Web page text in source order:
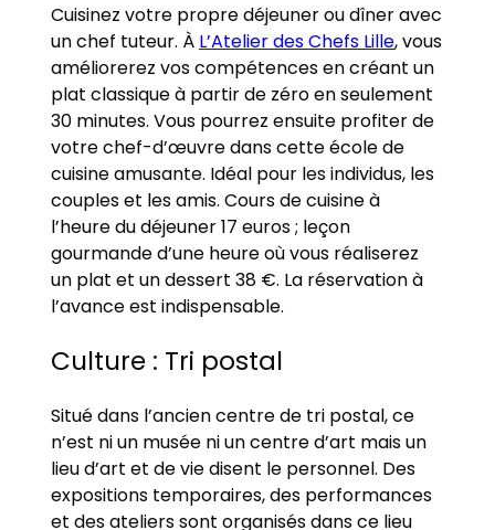
Cuisinez votre propre déjeuner ou dîner avec
un chef tuteur. À L’Atelier des Chefs Lille, vous
améliorerez vos compétences en créant un
plat classique à partir de zéro en seulement
30 minutes. Vous pourrez ensuite profiter de
votre chef-d’œuvre dans cette école de
cuisine amusante. Idéal pour les individus, les
couples et les amis. Cours de cuisine à
l’heure du déjeuner 17 euros ; leçon
gourmande d’une heure où vous réaliserez
un plat et un dessert 38 €. La réservation à
l’avance est indispensable.
Culture : Tri postal
Situé dans l’ancien centre de tri postal, ce
n’est ni un musée ni un centre d’art mais un
lieu d’art et de vie disent le personnel. Des
expositions temporaires, des performances
et des ateliers sont organisés dans ce lieu